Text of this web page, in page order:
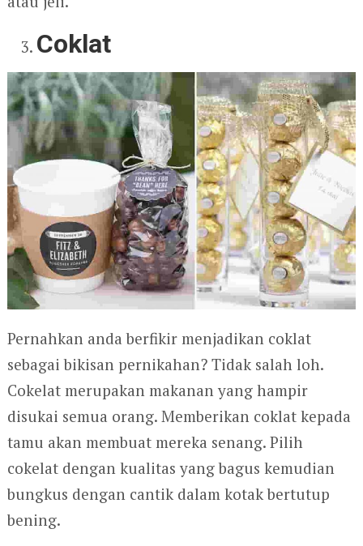
Coklat
Pernahkan anda berfikir menjadikan coklat
sebagai bikisan pernikahan? Tidak salah loh.
Cokelat merupakan makanan yang hampir
disukai semua orang. Memberikan coklat kepada
tamu akan membuat mereka senang. Pilih
cokelat dengan kualitas yang bagus kemudian
bungkus dengan cantik dalam kotak bertutup
bening.